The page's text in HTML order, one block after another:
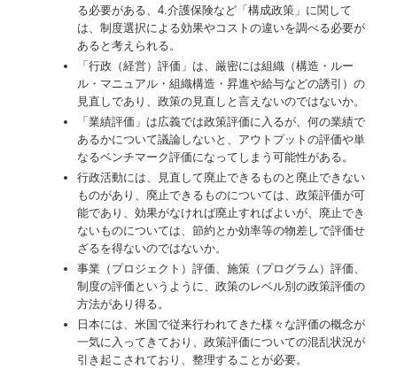
る必要がある、4.介護保険など「構成政策」に関して
は、制度選択による効果やコストの違いを調べる必要が
あると考えられる。
「行政（経営）評価」は、厳密には組織（構造・ルー
ル・マニュアル・組織構造・昇進や給与などの誘引）の
見直しであり、政策の見直しと言えないのではないか。
「業績評価」は広義では政策評価に入るが、何の業績で
あるかについて議論しないと、アウトプットの評価や単
なるベンチマーク評価になってしまう可能性がある。
行政活動には、見直して廃止できるものと廃止できない
ものがあり、廃止できるものについては、政策評価が可
能であり、効果がなければ廃止すればよいが、廃止でき
ないものについては、節約とか効率等の物差しで評価せ
ざるを得ないのではないか。
事業（プロジェクト）評価、施策（プログラム）評価、
制度の評価というように、政策のレベル別の政策評価の
方法があり得る。
日本には、米国で従来行われてきた様々な評価の概念が
一気に入ってきており、政策評価についての混乱状況が
引き起こされており、整理することが必要。